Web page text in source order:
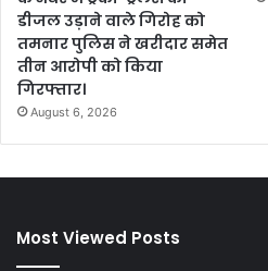
डीजल उड़ाने वाले गिरोह को
तमनार पुलिस ने खरीदार समेत
तीन आरोपी को किया
गिरफ्तार।
August 6, 2026
Most Viewed Posts